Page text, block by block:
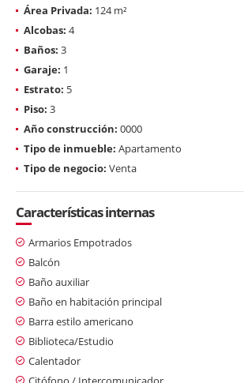
Área Privada: 124 m²
Alcobas: 4
Baños: 3
Garaje: 1
Estrato: 5
Piso: 3
Año construcción: 0000
Tipo de inmueble: Apartamento
Tipo de negocio: Venta
Características internas
Armarios Empotrados
Balcón
Baño auxiliar
Baño en habitación principal
Barra estilo americano
Biblioteca/Estudio
Calentador